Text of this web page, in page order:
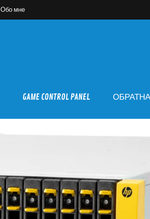
Обо мне
GAME CONTROL PANEL